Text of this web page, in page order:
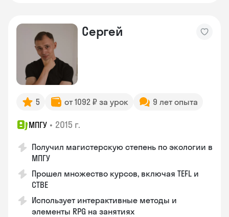
Сергей
5 от 1092 ₽ за урок 9 лет опыта
МПГУ • 2015 г.
Получил магистерскую степень по экологии в
МПГУ
Прошел множество курсов, включая TEFL и
CTBE
Использует интерактивные методы и
элементы RPG на занятиях